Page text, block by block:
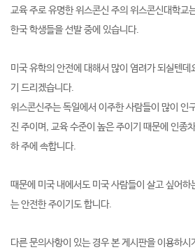
교육 주로 유명한 위스콘신 주의 위스콘신대학교
한국 학생들을 선발 중에 있습니다.
미국 유학의 안전에 대해서 많이 염려가 되실텐
기 드리겠습니다.
위스콘신주는 독일에서 이주한 사람들이 많이 인
진 주이며, 교육 수준이 높은 주이기 때문에 인종
하 주에 속합니다.
때문에 미국 내에서도 미국 사람들이 살고 싶어
는 안전한 주이기도 합니다.
다른 문의사항이 있는 경우 본 게시판을 이용